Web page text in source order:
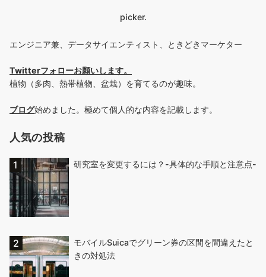
picker.
エンジニア兼、データサイエンティスト、ときどきマーケター
Twitterフォローお願いします。
植物（多肉、熱帯植物、盆栽）を育てるのが趣味。
ブログ始めました。極めて個人的な内容を記載します。
人気の投稿
研究室を変更するには？-具体的な手順と注意点-
モバイルSuicaでグリーン券の区間を間違えたと
きの対処法